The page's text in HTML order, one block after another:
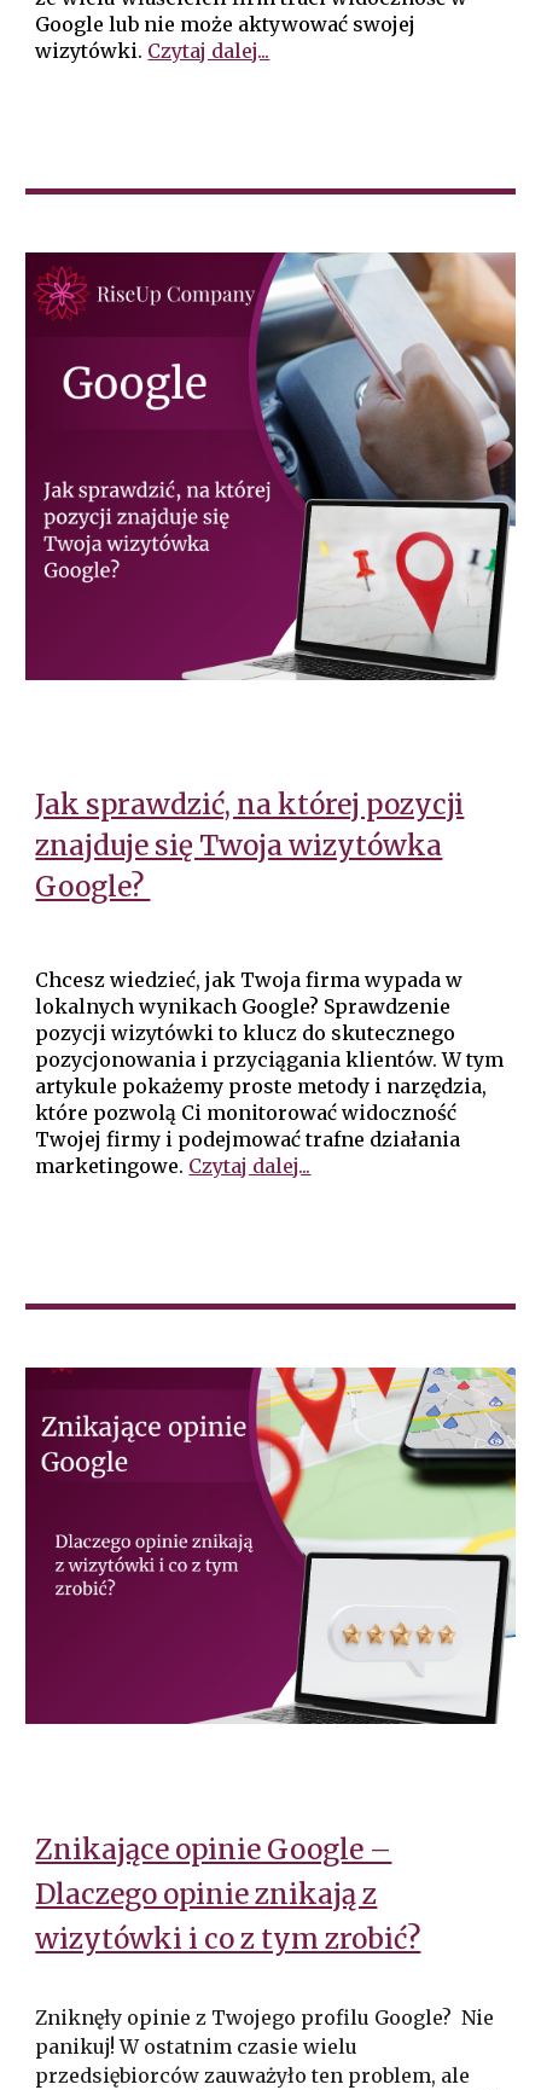
Google lub nie może aktywować swojej
wizytówki. Czytaj dalej...
Jak sprawdzić, na której pozycji
znajduje się Twoja wizytówka
Google?
Chcesz wiedzieć, jak Twoja firma wypada w
lokalnych wynikach Google? Sprawdzenie
pozycji wizytówki to klucz do skutecznego
pozycjonowania i przyciągania klientów. W tym
artykule pokażemy proste metody i narzędzia,
które pozwolą Ci monitorować widoczność
Twojej firmy i podejmować trafne działania
marketingowe. Czytaj dalej...
Znikające opinie Google –
Dlaczego opinie znikają z
wizytówki i co z tym zrobić?
Zniknęły opinie z Twojego profilu Google? Nie
panikuj! W ostatnim czasie wielu
przedsiębiorców zauważyło ten problem, ale